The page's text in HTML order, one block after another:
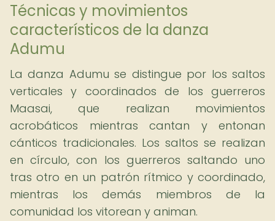
Técnicas y movimientos
característicos de la danza
Adumu
La danza Adumu se distingue por los saltos
verticales y coordinados de los guerreros
Maasai, que realizan movimientos
acrobáticos mientras cantan y entonan
cánticos tradicionales. Los saltos se realizan
en círculo, con los guerreros saltando uno
tras otro en un patrón rítmico y coordinado,
mientras los demás miembros de la
comunidad los vitorean y animan.